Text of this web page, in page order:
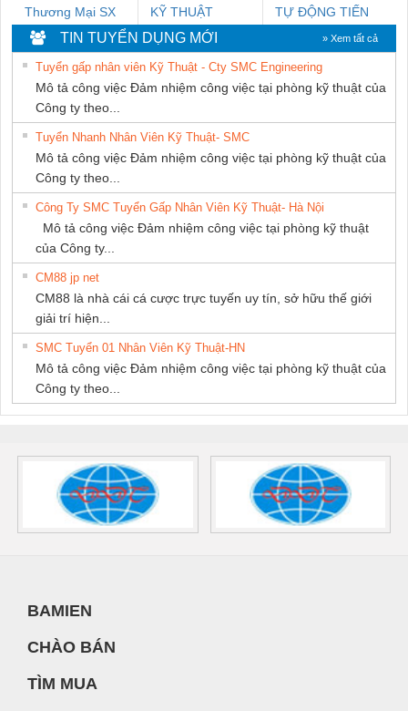
Thương Mại SX
Ba Miền
KỸ THUẬT
KTECH VIỆT
NAM
TỰ ĐỘNG TIẾN
TIN TUYỂN DỤNG MỚI » Xem tất cả
Tuyển gấp nhân viên Kỹ Thuật - Cty SMC Engineering
Mô tả công việc Đảm nhiệm công việc tại phòng kỹ thuật của
Công ty theo...
Tuyển Nhanh Nhân Viên Kỹ Thuật- SMC
Mô tả công việc Đảm nhiệm công việc tại phòng kỹ thuật của
Công ty theo...
Công Ty SMC Tuyển Gấp Nhân Viên Kỹ Thuật- Hà Nội
Mô tả công việc Đảm nhiệm công việc tại phòng kỹ thuật
của Công ty...
CM88 jp net
CM88 là nhà cái cá cược trực tuyến uy tín, sở hữu thế giới
giải trí hiện...
SMC Tuyển 01 Nhân Viên Kỹ Thuật-HN
Mô tả công việc Đảm nhiệm công việc tại phòng kỹ thuật của
Công ty theo...
BAMIEN
CHÀO BÁN
TÌM MUA